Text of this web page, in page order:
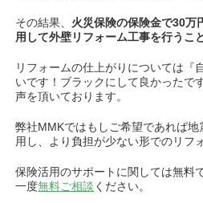
その結果、 火災保険の保険金で30万
用して外壁リフォーム工事を行うこ
リフォームの仕上がりについては『
いです！ブラックにして良かったで
声を頂いております。
弊社MMKではもしご希望であれば
用し、より負担が少ない形でのリフ
保険活用のサポートに関しては無料
一度無料ご相談 ください。